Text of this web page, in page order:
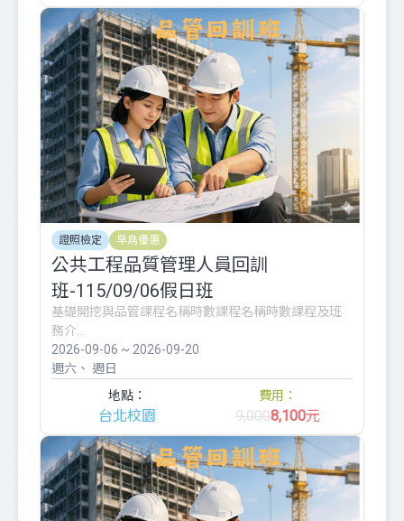
證照檢定 早鳥優惠
公共工程品質管理人員回訓
班-115/09/06假日班
基礎開挖與品管課程名稱時數課程名稱時數課程及班
務介...
2026-09-06 ~ 2026-09-20
週六
週日
地點：
台北校園
費用：
9,0008,100元